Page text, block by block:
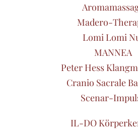
Madero-
Lomi Lomi
MANNEA
Peter Hess
Cranio Sacrale
Scenar-
IL-DO